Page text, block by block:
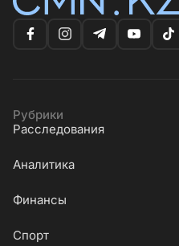
Рубрики
Расследования
Аналитика
Финансы
Cпорт